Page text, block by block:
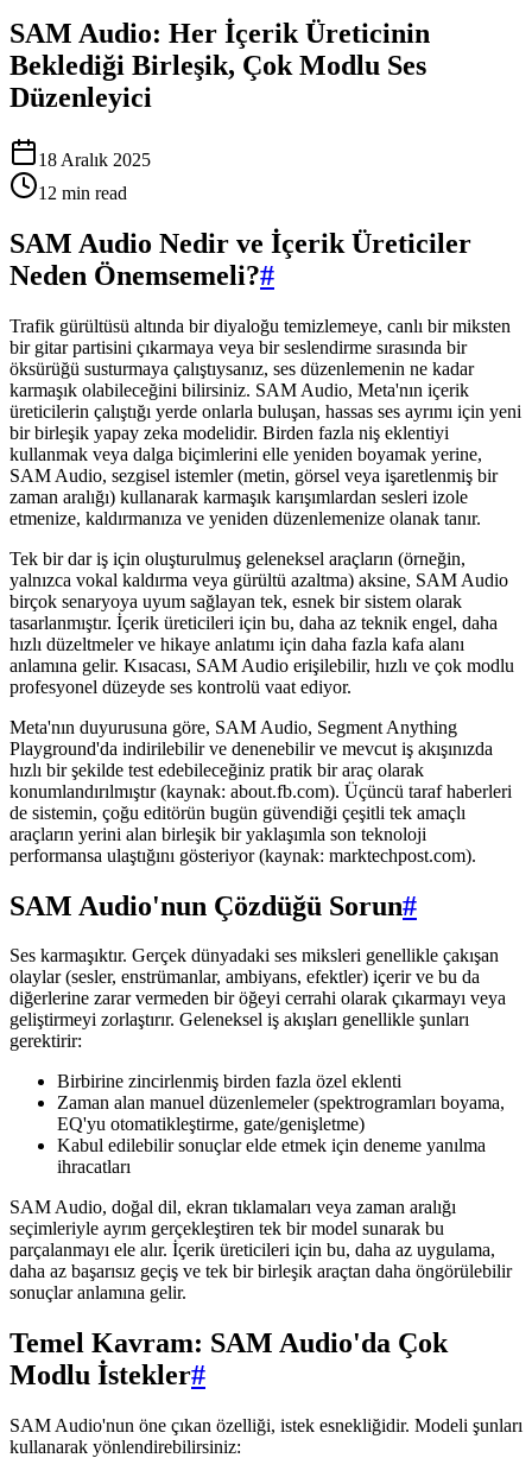
SAM Audio: Her İçerik Üreticinin
Beklediği Birleşik, Çok Modlu Ses
Düzenleyici
18 Aralık 2025
12 min read
SAM Audio Nedir ve İçerik Üreticiler
Neden Önemsemeli?#
Trafik gürültüsü altında bir diyaloğu temizlemeye, canlı bir miksten
bir gitar partisini çıkarmaya veya bir seslendirme sırasında bir
öksürüğü susturmaya çalıştıysanız, ses düzenlemenin ne kadar
karmaşık olabileceğini bilirsiniz. SAM Audio, Meta'nın içerik
üreticilerin çalıştığı yerde onlarla buluşan, hassas ses ayrımı için yeni
bir birleşik yapay zeka modelidir. Birden fazla niş eklentiyi
kullanmak veya dalga biçimlerini elle yeniden boyamak yerine,
SAM Audio, sezgisel istemler (metin, görsel veya işaretlenmiş bir
zaman aralığı) kullanarak karmaşık karışımlardan sesleri izole
etmenize, kaldırmanıza ve yeniden düzenlemenize olanak tanır.
Tek bir dar iş için oluşturulmuş geleneksel araçların (örneğin,
yalnızca vokal kaldırma veya gürültü azaltma) aksine, SAM Audio
birçok senaryoya uyum sağlayan tek, esnek bir sistem olarak
tasarlanmıştır. İçerik üreticileri için bu, daha az teknik engel, daha
hızlı düzeltmeler ve hikaye anlatımı için daha fazla kafa alanı
anlamına gelir. Kısacası, SAM Audio erişilebilir, hızlı ve çok modlu
profesyonel düzeyde ses kontrolü vaat ediyor.
Meta'nın duyurusuna göre, SAM Audio, Segment Anything
Playground'da indirilebilir ve denenebilir ve mevcut iş akışınızda
hızlı bir şekilde test edebileceğiniz pratik bir araç olarak
konumlandırılmıştır (kaynak: about.fb.com). Üçüncü taraf haberleri
de sistemin, çoğu editörün bugün güvendiği çeşitli tek amaçlı
araçların yerini alan birleşik bir yaklaşımla son teknoloji
performansa ulaştığını gösteriyor (kaynak: marktechpost.com).
SAM Audio'nun Çözdüğü Sorun#
Ses karmaşıktır. Gerçek dünyadaki ses miksleri genellikle çakışan
olaylar (sesler, enstrümanlar, ambiyans, efektler) içerir ve bu da
diğerlerine zarar vermeden bir öğeyi cerrahi olarak çıkarmayı veya
geliştirmeyi zorlaştırır. Geleneksel iş akışları genellikle şunları
gerektirir:
Birbirine zincirlenmiş birden fazla özel eklenti
Zaman alan manuel düzenlemeler (spektrogramları boyama,
EQ'yu otomatikleştirme, gate/genişletme)
Kabul edilebilir sonuçlar elde etmek için deneme yanılma
ihracatları
SAM Audio, doğal dil, ekran tıklamaları veya zaman aralığı
seçimleriyle ayrım gerçekleştiren tek bir model sunarak bu
parçalanmayı ele alır. İçerik üreticileri için bu, daha az uygulama,
daha az başarısız geçiş ve tek bir birleşik araçtan daha öngörülebilir
sonuçlar anlamına gelir.
Temel Kavram: SAM Audio'da Çok
Modlu İstekler#
SAM Audio'nun öne çıkan özelliği, istek esnekliğidir. Modeli şunları
kullanarak yönlendirebilirsiniz: